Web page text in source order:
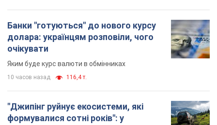
Банки "готуються" до нового курсу
долара: українцям розповіли, чого
очікувати
Яким буде курс валюти в обмінниках
10 часов назад 116,4 т.
"Джипінг руйнує екосистеми, які
формувалися сотні років": у